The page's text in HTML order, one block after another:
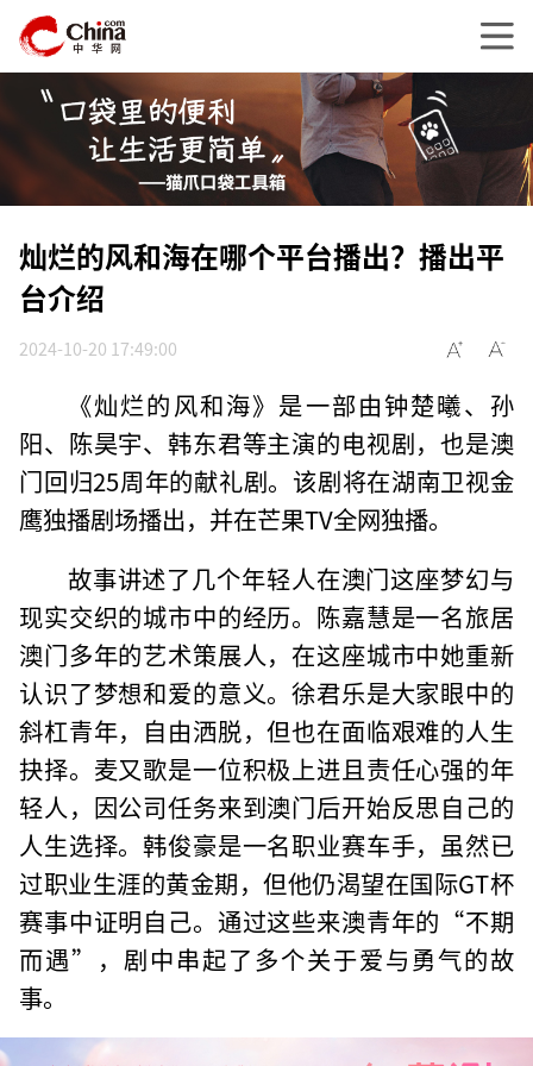
灿烂的风和海在哪个平台播出？播出平
台介绍
2024-10-20 17:49:00
《灿烂的风和海》是一部由钟楚曦、孙
阳、陈昊宇、韩东君等主演的电视剧，也是澳
门回归25周年的献礼剧。该剧将在湖南卫视金
鹰独播剧场播出，并在芒果TV全网独播。
故事讲述了几个年轻人在澳门这座梦幻与
现实交织的城市中的经历。陈嘉慧是一名旅居
澳门多年的艺术策展人，在这座城市中她重新
认识了梦想和爱的意义。徐君乐是大家眼中的
斜杠青年，自由洒脱，但也在面临艰难的人生
抉择。麦又歌是一位积极上进且责任心强的年
轻人，因公司任务来到澳门后开始反思自己的
人生选择。韩俊豪是一名职业赛车手，虽然已
过职业生涯的黄金期，但他仍渴望在国际GT杯
赛事中证明自己。通过这些来澳青年的“不期
而遇”，剧中串起了多个关于爱与勇气的故
事。